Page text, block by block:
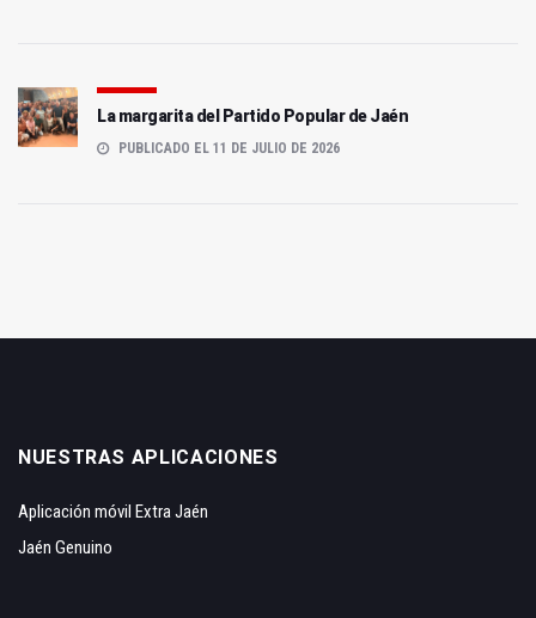
La margarita del Partido Popular de Jaén
PUBLICADO EL 11 DE JULIO DE 2026
NUESTRAS APLICACIONES
Aplicación móvil Extra Jaén
Jaén Genuino